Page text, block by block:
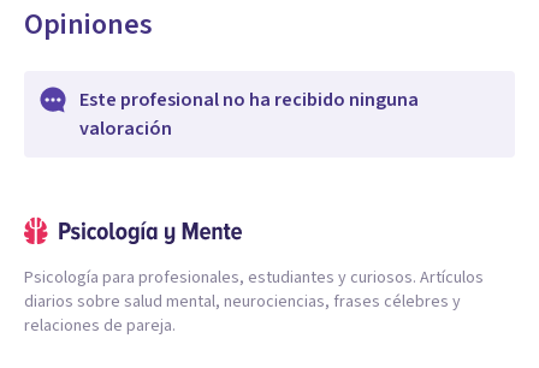
Opiniones
Este profesional no ha recibido ninguna
valoración
Psicología para profesionales, estudiantes y curiosos. Artículos
diarios sobre salud mental, neurociencias, frases célebres y
relaciones de pareja.